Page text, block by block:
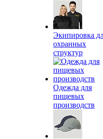
Экипировка
охранных
структур
Одежда для
пищевых
производств